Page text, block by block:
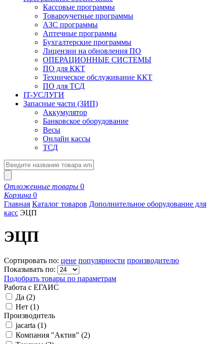
Кассовые программы
Товароучетные программы
АЗС программы
Аптечные программы
Бухгалтерские программы
Лицензии на обновления ПО
ОПЕРАЦИОННЫЕ СИСТЕМЫ
ПО для ККТ
Техническое обслуживание ККТ
ПО для ТСД
IT-УСЛУГИ
Запасные части (ЗИП)
Аккумулятор
Банковское оборудование
Весы
Онлайн кассы
ТСД
Отложенные товары 0
Корзина 0
Главная Каталог товаров Дополнительное оборудование для
касс ЭЦП
ЭЦП
Сортировать по: цене популярности производителю
Показывать по:
Подобрать товары по параметрам
Работа с ЕГАИС
Да (2)
Нет (1)
Производитель
jacarta (1)
Компания "Актив" (2)